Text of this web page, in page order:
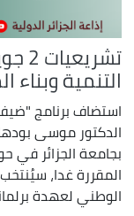
التنمية
استضاف برنامج
الدكتور موسى
بجامعة الجزائر في
المقررة غدا،
الوطني لعهدة